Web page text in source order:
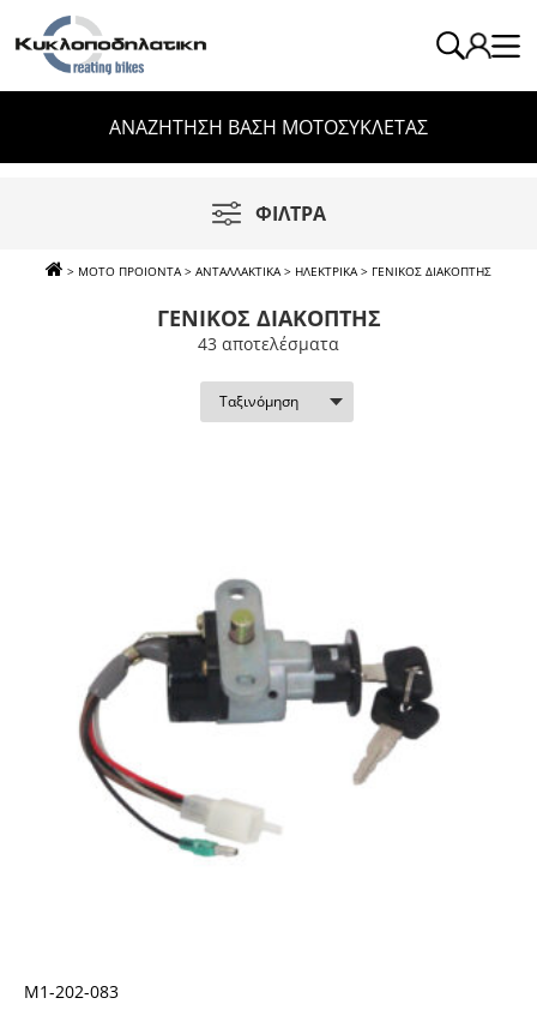
ΑΝΑΖΗΤΗΣΗ ΒΑΣΗ ΜΟΤΟΣΥΚΛΕΤΑΣ
ΦΙΛΤΡΑ
> ΜΟΤΟ ΠΡΟΙΟΝΤΑ > ΑΝΤΑΛΛΑΚΤΙΚΑ > ΗΛΕΚΤΡΙΚΑ > ΓΕΝΙΚΟΣ ΔΙΑΚΟΠΤΗΣ
ΓΕΝΙΚΟΣ ΔΙΑΚΟΠΤΗΣ
43 απoτελέσματα
Μ1-202-083